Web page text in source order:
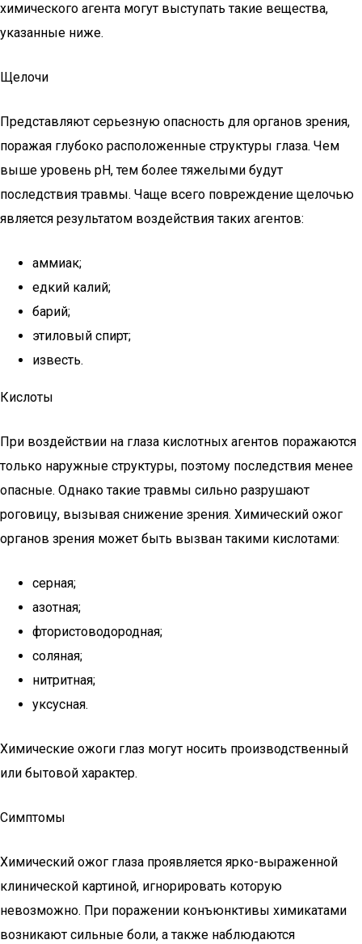
химического агента могут выступать такие вещества,
указанные ниже.
Щелочи
Представляют серьезную опасность для органов зрения,
поражая глубоко расположенные структуры глаза. Чем
выше уровень рН, тем более тяжелыми будут
последствия травмы. Чаще всего повреждение щелочью
является результатом воздействия таких агентов:
аммиак;
едкий калий;
барий;
этиловый спирт;
известь.
Кислоты
При воздействии на глаза кислотных агентов поражаются
только наружные структуры, поэтому последствия менее
опасные. Однако такие травмы сильно разрушают
роговицу, вызывая снижение зрения. Химический ожог
органов зрения может быть вызван такими кислотами:
серная;
азотная;
фтористоводородная;
соляная;
нитритная;
уксусная.
Химические ожоги глаз могут носить производственный
или бытовой характер.
Симптомы
Химический ожог глаза проявляется ярко-выраженной
клинической картиной, игнорировать которую
невозможно. При поражении конъюнктивы химикатами
возникают сильные боли, а также наблюдаются